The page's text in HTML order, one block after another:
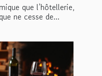
que l’hôtellerie,
ne cesse de...